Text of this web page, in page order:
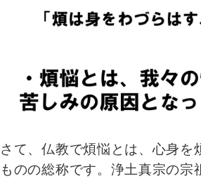
さて、仏教で煩悩とは、心身を
ものの総称です。浄土真宗の宗